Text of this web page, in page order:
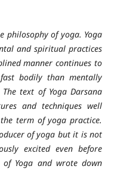
philosophy of yoga. Yoga
and spiritual practices
manner continues to
bodily than mentally
text of Yoga Darsana
and techniques well
term of yoga practice.
of yoga but it is not
excited even before
Yoga and wrote down